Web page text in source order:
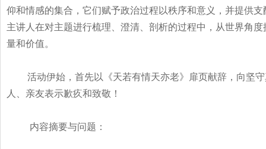
仰和情感的集合，它们赋予政治过程以秩序和意义，并提供
主讲人在对主题进行梳理、澄清、剖析的过程中，从世界角
量和价值。
活动伊始，首先以《天若有情天亦老》扉页献辞，向坚
人、亲友表示歉疚和致敬！
内容摘要与问题：